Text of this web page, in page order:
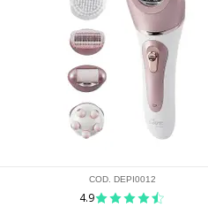
COD. DEPI0012
4.9